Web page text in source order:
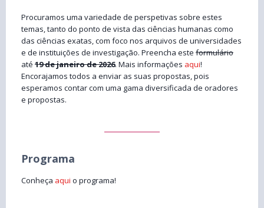
Procuramos uma variedade de perspetivas sobre estes
temas, tanto do ponto de vista das ciências humanas como
das ciências exatas, com foco nos arquivos de universidades
e de instituições de investigação. Preencha este formulário
até 19 de janeiro de 2026. Mais informações aqui!
Encorajamos todos a enviar as suas propostas, pois
esperamos contar com uma gama diversificada de oradores
e propostas.
Programa
Conheça aqui o programa!